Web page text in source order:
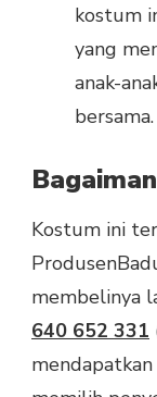
kostum
yang
anak-
bersama.
Kostum ini
membelinya
640 652 331